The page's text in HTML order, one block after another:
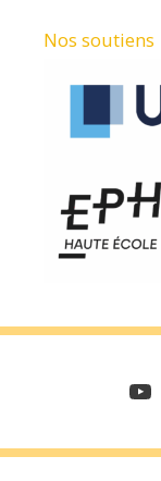
Nos soutiens